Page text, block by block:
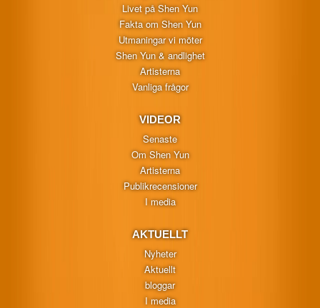
Livet på Shen Yun
Fakta om Shen Yun
Utmaningar vi möter
Shen Yun & andlighet
Artisterna
Vanliga frågor
VIDEOR
Senaste
Om Shen Yun
Artisterna
Publikrecensioner
I media
AKTUELLT
Nyheter
Aktuellt
bloggar
I media